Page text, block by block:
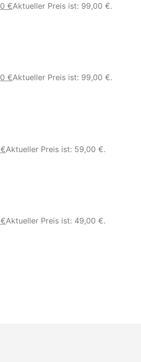
€Aktueller Preis ist: 99,00 €.
€Aktueller Preis ist: 99,00 €.
€Aktueller Preis ist: 59,00 €.
€Aktueller Preis ist: 49,00 €.